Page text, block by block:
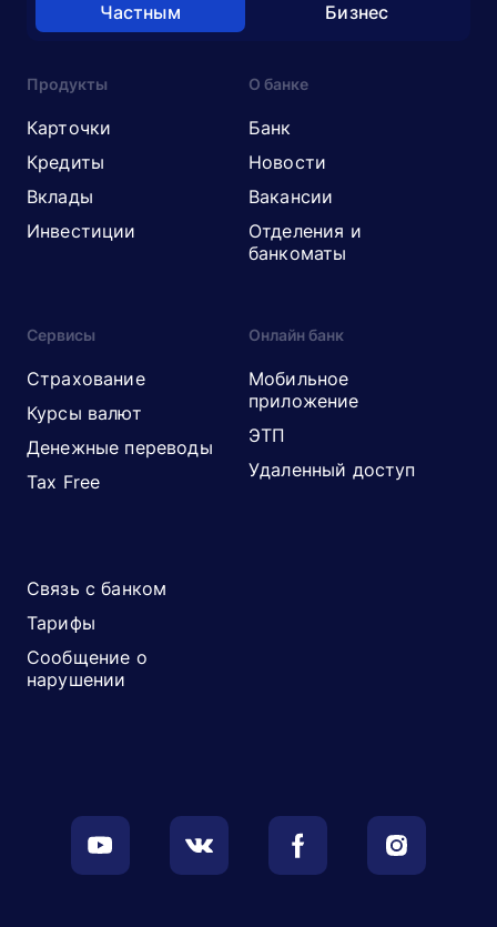
Частным Бизнес
Продукты
Карточки
Кредиты
Вклады
Инвестиции
О банке
Банк
Новости
Вакансии
Отделения и
банкоматы
Сервисы
Страхование
Курсы валют
Денежные переводы
Tax Free
Онлайн банк
Мобильное
приложение
ЭТП
Удаленный доступ
Связь с банком
Тарифы
Сообщение о
нарушении